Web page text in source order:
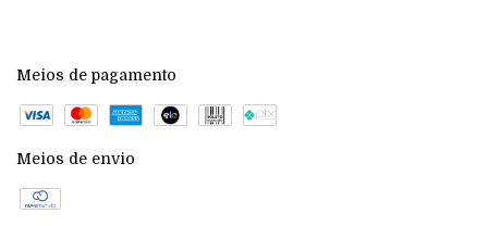
Meios de pagamento
Meios de envio